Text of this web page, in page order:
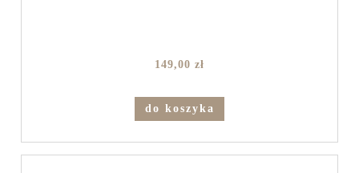
149,00 zł
do koszyka